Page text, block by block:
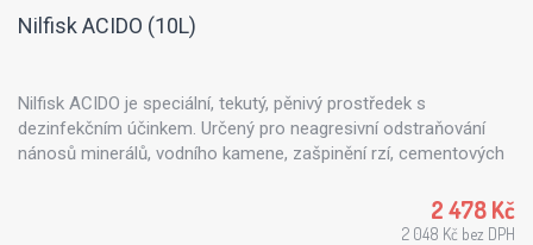
Nilfisk ACIDO (10L)
Nilfisk ACIDO je speciální, tekutý, pěnivý prostředek s
dezinfekčním účinkem. Určený pro neagresivní odstraňování
nánosů minerálů, vodního kamene, zašpinění rzí, cementových
2 478 Kč
2 048 Kč bez DPH